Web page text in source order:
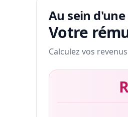
Au sein
Votre
Calculez vos